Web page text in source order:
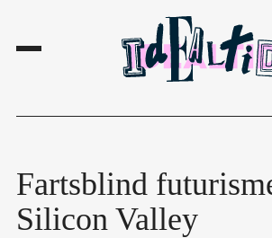
Fartsblind
Silicon Valley